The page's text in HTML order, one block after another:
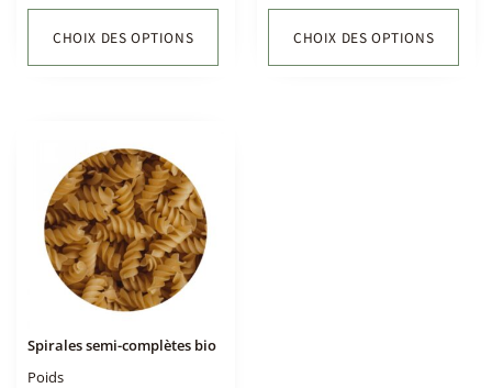
CHOIX DES OPTIONS CHOIX DES OPTIONS
Spirales semi-complètes bio
Poids